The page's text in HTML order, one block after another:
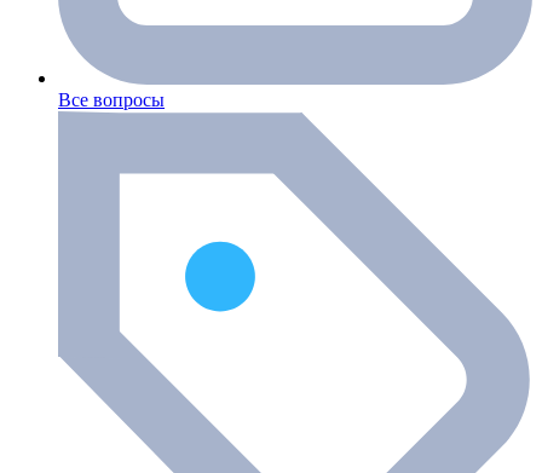
Все вопросы